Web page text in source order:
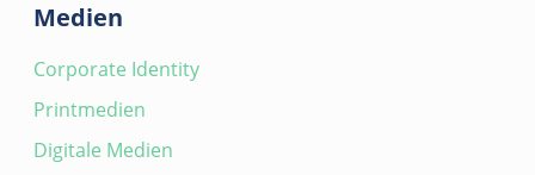
Medien
Corporate Identity
Printmedien
Digitale Medien